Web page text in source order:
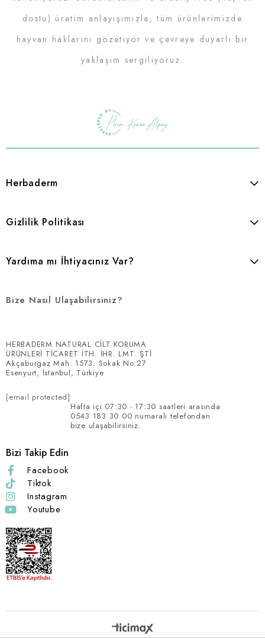
dostu) üretim anlayışımızla, tüm ürünlerimizde
hayvan haklarını gözetiyor ve çevreye duyarlı bir
yaklaşım sergiliyoruz.
Herbaderm
Gizlilik Politikası
Yardıma mı İhtiyacınız Var?
Bize Nasıl Ulaşabilirsiniz?
HERBADERM NATURAL CİLT KORUMA
ÜRÜNLERİ TİCARET İTH. İHR. LMT. ŞTİ
Akçaburgaz Mah. 1573. Sokak No:27
Esenyurt, İstanbul, Türkiye
[email protected]
Hafta içi 07:30 - 17:30 saatleri arasında
0543 183 30 00 numaralı telefondan
bize ulaşabilirsiniz.
Bizi Takip Edin
Facebook
Tiktok
Instagram
Youtube